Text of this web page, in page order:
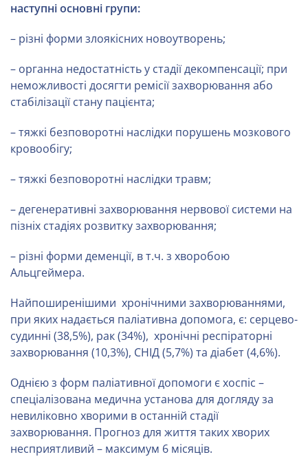
наступні основні групи:
– різні форми злоякісних новоутворень;
– органна недостатність у стадії декомпенсації; при
неможливості досягти ремісії захворювання або
стабілізації стану пацієнта;
– тяжкі безповоротні наслідки порушень мозкового
кровообігу;
– тяжкі безповоротні наслідки травм;
– дегенеративні захворювання нервової системи на
пізніх стадіях розвитку захворювання;
– різні форми деменції, в т.ч. з хворобою
Альцгеймера.
Найпоширенішими хронічними захворюваннями,
при яких надається паліативна допомога, є: серцево-
судинні (38,5%), рак (34%), хронічні респіраторні
захворювання (10,3%), СНІД (5,7%) та діабет (4,6%).
Однією з форм паліативної допомоги є хоспіс –
спеціалізована медична установа для догляду за
невиліковно хворими в останній стадії
захворювання. Прогноз для життя таких хворих
несприятливий – максимум 6 місяців.